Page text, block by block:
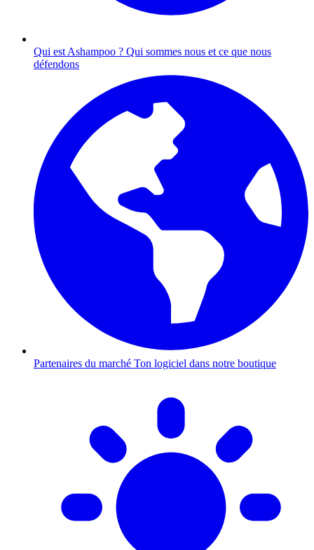
Qui est Ashampoo ? Qui sommes nous et ce que nous
défendons
Partenaires du marché Ton logiciel dans notre boutique